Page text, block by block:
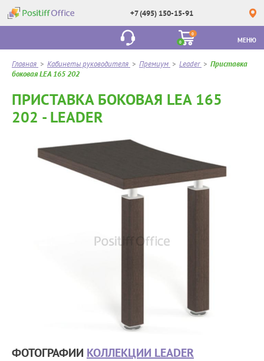
+7 (495) 150-15-91
0
0
МЕНЮ
Главная > Кабинеты руководителя > Премиум > Leader > Приставка
боковая LEA 165 202
ПРИСТАВКА БОКОВАЯ LEA 165
202 - LEADER
ФОТОГРАФИИ КОЛЛЕКЦИИ LEADER